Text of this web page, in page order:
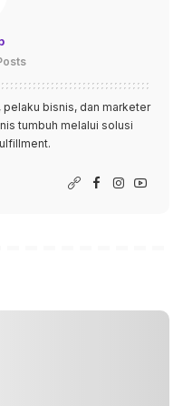
bisnis, dan marketer
tumbuh melalui solusi